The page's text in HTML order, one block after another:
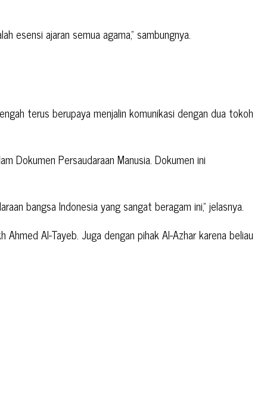
esensi ajaran semua agama,” sambungnya.
terus berupaya menjalin komunikasi dengan dua tokoh
Dokumen Persaudaraan Manusia. Dokumen ini
bangsa Indonesia yang sangat beragam ini,” jelasnya.
Al-Tayeb. Juga dengan pihak Al-Azhar karena beliau